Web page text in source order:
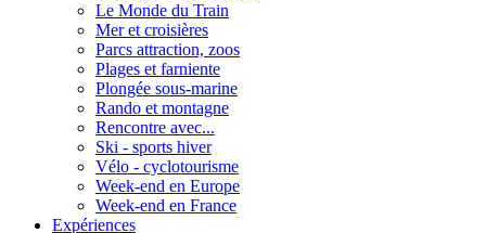
Le Monde du Train
Mer et croisières
Parcs attraction, zoos
Plages et farniente
Plongée sous-marine
Rando et montagne
Rencontre avec...
Ski - sports hiver
Vélo - cyclotourisme
Week-end en Europe
Week-end en France
Expériences